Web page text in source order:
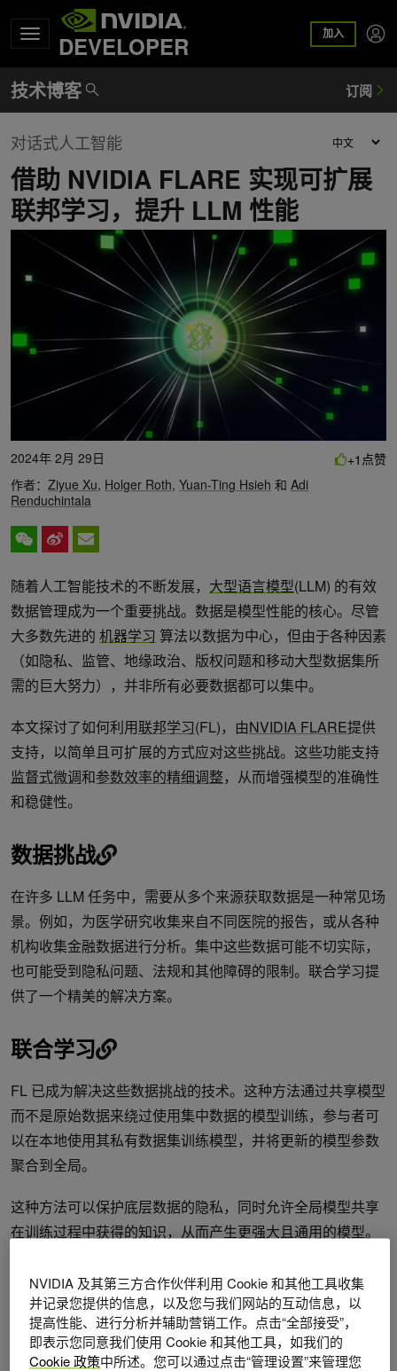
DEVELOPER 加入
对话式人工智能
借助 NVIDIA FLARE 实现可扩展
联邦学习，提升 LLM 性能
2024年 2月 29日
作者： Ziyue Xu, Holger Roth, Yuan-Ting Hsieh 和 Adi
Renduchintala
+1 点赞
随着人工智能技术的不断发展， 大型语言模型(LLM) 的有效
数据管理成为一个重要挑战。数据是模型性能的核心。尽管
大多数先进的 机器学习 算法以数据为中心，但由于各种因素
（如隐私、监管、地缘政治、版权问题和移动大型数据集所
需的巨大努力），并非所有必要数据都可以集中。
本文探讨了如何利用联邦学习(FL)，由NVIDIA FLARE提供
支持，以简单且可扩展的方式应对这些挑战。这些功能支持
监督式微调和参数效率的精细调整，从而增强模型的准确性
和稳健性。
数据挑战
在许多 LLM 任务中，需要从多个来源获取数据是一种常见场
景。例如，为医学研究收集来自不同医院的报告，或从各种
机构收集金融数据进行分析。集中这些数据可能不切实际，
也可能受到隐私问题、法规和其他障碍的限制。联合学习提
供了一个精美的解决方案。
联合学习
FL 已成为解决这些数据挑战的技术。这种方法通过共享模型
而不是原始数据来绕过使用集中数据的模型训练，参与者可
以在本地使用其私有数据集训练模型，并将更新的模型参数
聚合到全局。
这种方法可以保护底层数据的隐私，同时允许全局模型共享
在训练过程中获得的知识，从而产生更强大且通用的模型。
者预测临床结果的联邦学习。
FL 提供了各种用于训练 AI 模型的选项。一般来说，FL 可以
训练全局模型，同时保护数据隐私和治理。训练可以根据每
NVIDIA 及其第三方合作伙伴利用 Cookie 和其他工具收集
并记录您提供的信息，以及您与我们网站的互动信息，以
提高性能、进行分析并辅助营销工作。点击“全部接受”，
即表示您同意我们使用 Cookie 和其他工具，如我们的
Cookie 政策中所述。您可以通过点击“管理设置”来管理您